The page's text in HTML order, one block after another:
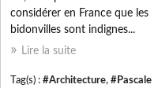
considérer en France que les
bidonvilles sont indignes...
Lire la suite
Tag(s) : #Architecture, #Pascale